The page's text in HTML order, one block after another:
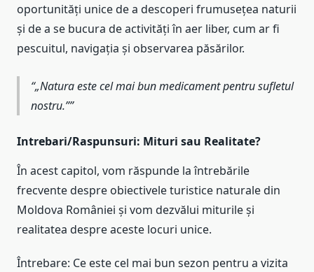
oportunități unice de a descoperi frumusețea naturii
și de a se bucura de activități în aer liber, cum ar fi
pescuitul, navigația și observarea păsărilor.
„Natura este cel mai bun medicament pentru sufletul
nostru.”
Intrebari/Raspunsuri: Mituri sau Realitate?
În acest capitol, vom răspunde la întrebările
frecvente despre obiectivele turistice naturale din
Moldova României și vom dezvălui miturile și
realitatea despre aceste locuri unice.
Întrebare: Ce este cel mai bun sezon pentru a vizita